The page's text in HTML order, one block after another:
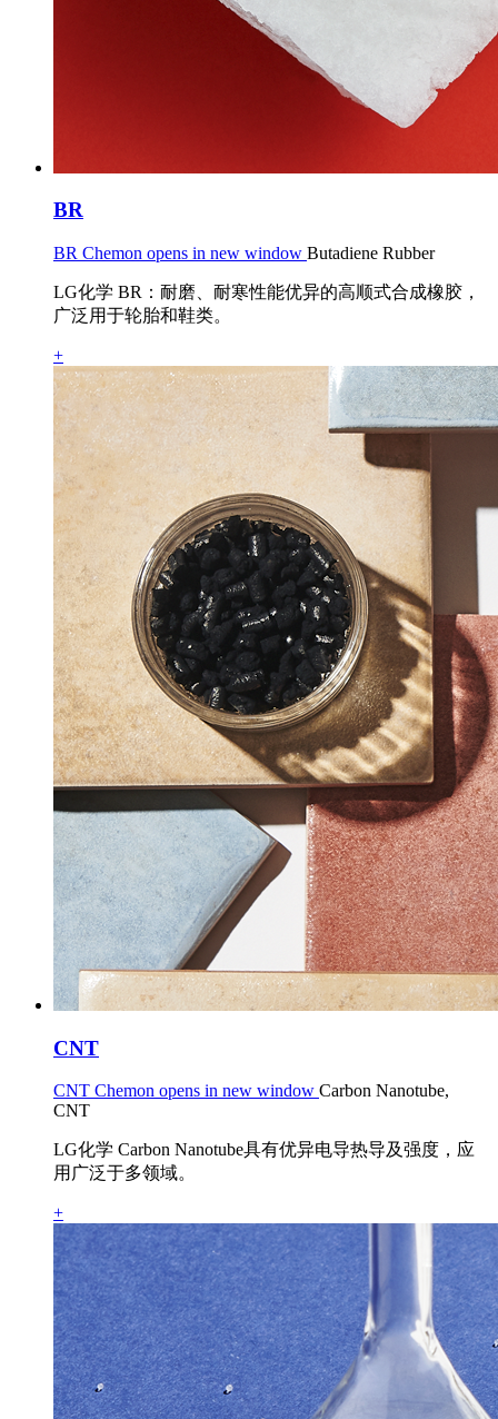
BR
BR Chemon opens in new window Butadiene Rubber
LG化学 BR：耐磨、耐寒性能优异的高顺式合成橡胶，
广泛用于轮胎和鞋类。
+
CNT
CNT Chemon opens in new window Carbon Nanotube,
CNT
LG化学 Carbon Nanotube具有优异电导热导及强度，应
用广泛于多领域。
+